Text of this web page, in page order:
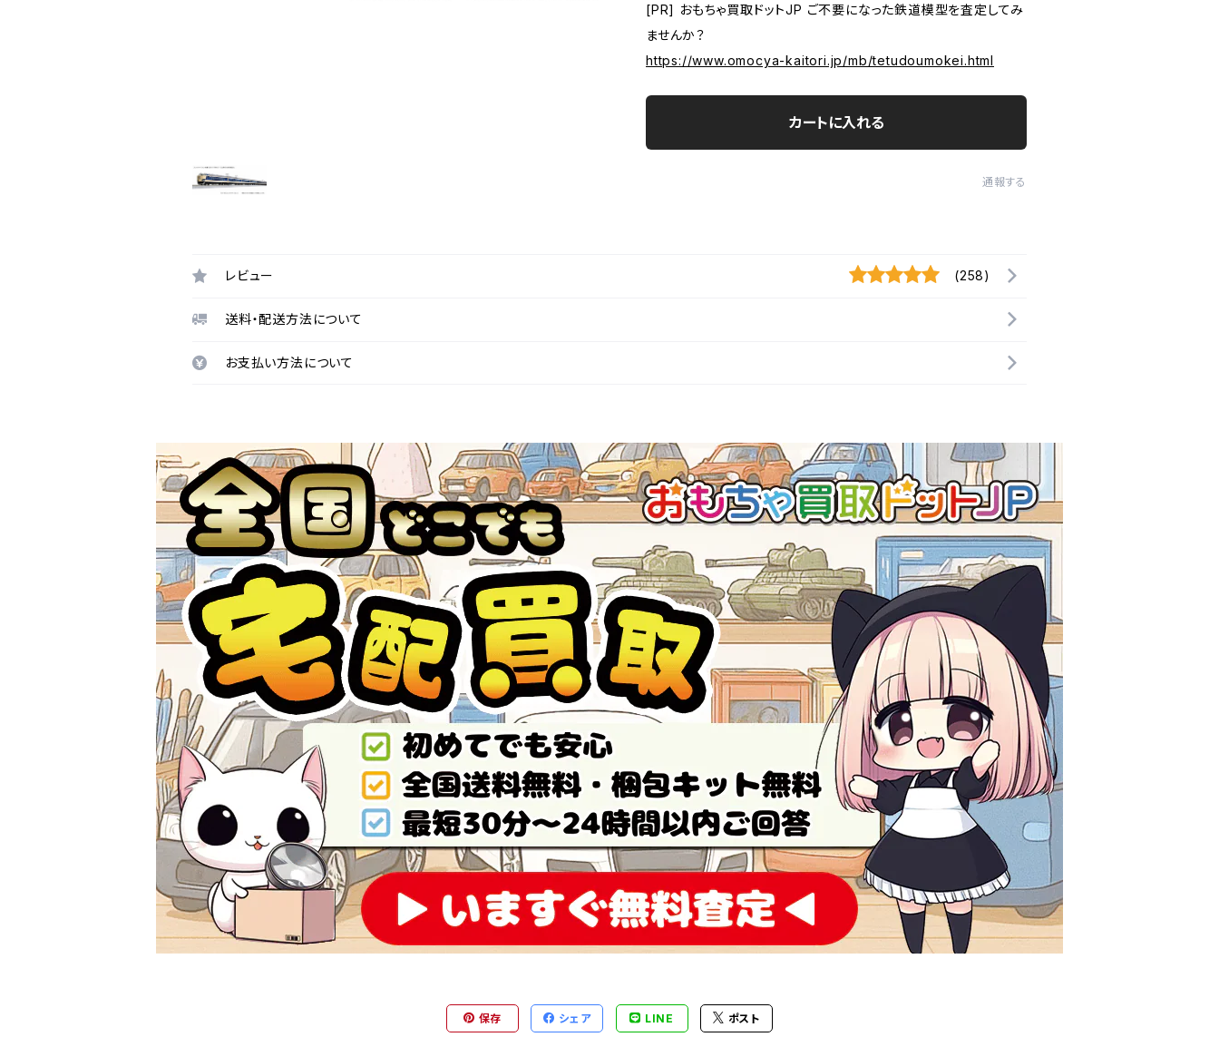
[PR] おもちゃ買取ドットJP ご不要になった鉄道模型を査定してみ
ませんか？
https://www.omocya-kaitori.jp/mb/tetudoumokei.html
カートに入れる
通報する
レビュー (258)
送料・配送方法について
お支払い方法について
保存 シェア LINE ポスト